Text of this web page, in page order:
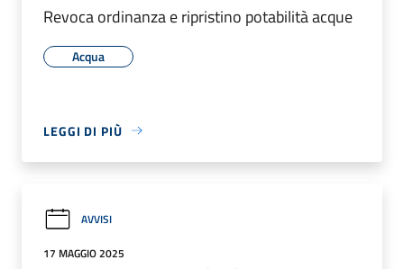
Revoca ordinanza e ripristino potabilità acque
Acqua
LEGGI DI PIÙ
AVVISI
17 MAGGIO 2025